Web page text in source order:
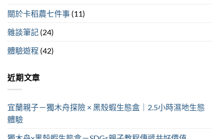
關於卡稻農七件事 (11)
雜談筆記 (24)
體驗遊程 (42)
近期文章
宜蘭親子－獨木舟探險 × 黑殼蝦生態盒｜2.5小時濕地生態
體驗